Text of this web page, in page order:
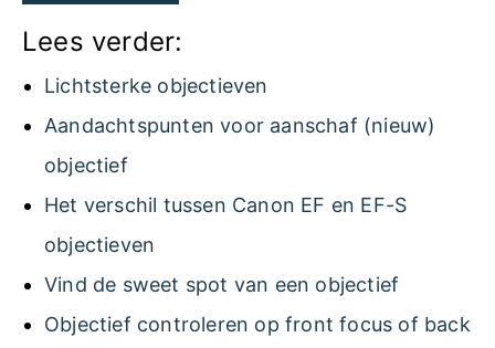
Lees verder:
Lichtsterke objectieven
Aandachtspunten voor aanschaf (nieuw)
objectief
Het verschil tussen Canon EF en EF-S
objectieven
Vind de sweet spot van een objectief
Objectief controleren op front focus of back